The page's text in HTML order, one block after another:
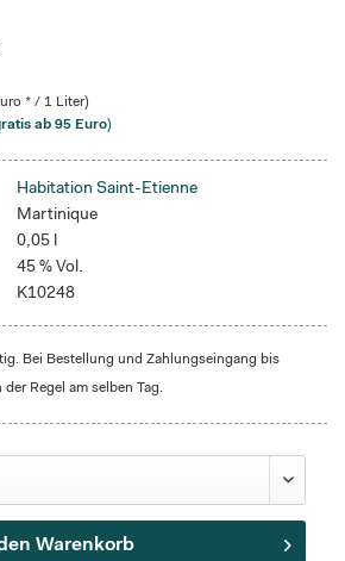
* / 1 Liter)
ab 95 Euro)
Habitation Saint-Etienne
Martinique
0,05 l
45 % Vol.
K10248
Bei Bestellung und Zahlungseingang bis
Regel am selben Tag.
Warenkorb